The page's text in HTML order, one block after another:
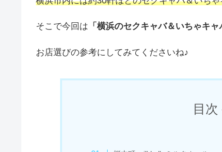
そこで今回は 「横浜のセクキャバ＆いちゃキャ
お店選びの参考にしてみてくださいね♪
目